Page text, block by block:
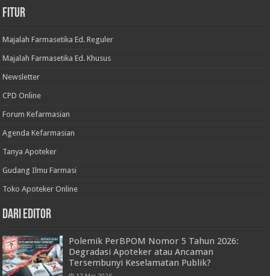
Fitur
Majalah Farmasetika Ed. Reguler
Majalah Farmasetika Ed. Khusus
Newsletter
CPD Online
Forum Kefarmasian
Agenda Kefarmasian
Tanya Apoteker
Gudang Ilmu Farmasi
Toko Apoteker Online
Dari Editor
Polemik PerBPOM Nomor 5 Tahun 2026:
Degradasi Apoteker atau Ancaman
Tersembunyi Keselamatan Publik?